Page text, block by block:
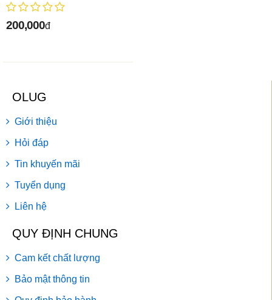
200,000đ
OLUG
Giới thiệu
Hỏi đáp
Tin khuyến mãi
Tuyển dụng
Liên hệ
QUY ĐỊNH CHUNG
Cam kết chất lượng
Bảo mật thông tin